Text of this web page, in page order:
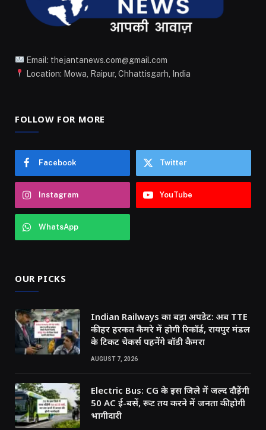
Email: thejantanews.com@gmail.com
Location: Mowa, Raipur, Chhattisgarh, India
FOLLOW FOR MORE
Facebook Twitter
Instagram YouTube
WhatsApp
OUR PICKS
Indian Railways का बड़ा अपडेट: अब TTE
की हर हरकत कैमरे में होगी रिकॉर्ड, रायपुर मंडल
के टिकट चेकर्स पहनेंगे बॉडी कैमरा
AUGUST 7, 2026
Electric Bus: CG के इस जिले में जल्द दौड़ेंगी
50 AC ई-बसें, रूट तय करने में जनता की होगी
भागीदारी